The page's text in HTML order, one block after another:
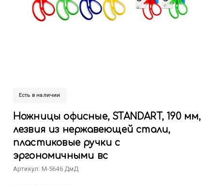
Есть в наличии
Ножницы офисные, STANDART, 190 мм,
лезвия из нержавеющей стали,
пластиковые ручки с
эргономичными вс
Артикул: M-5646 ДмД